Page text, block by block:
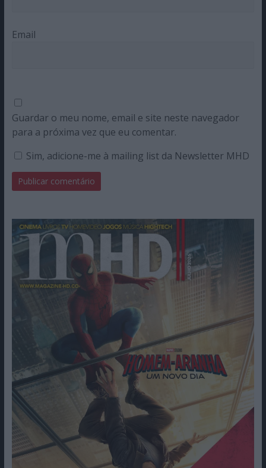
Email
Guardar o meu nome, email e site neste navegador
para a próxima vez que eu comentar.
Sim, adicione-me à mailing list da Newsletter MHD